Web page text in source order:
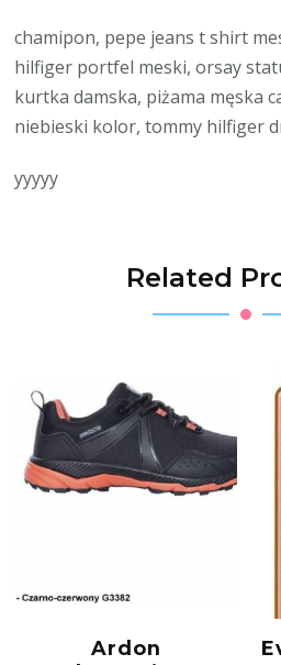
chamipon, pepe jeans t shirt
hilfiger portfel meski, orsay
kurtka damska, piżama męska
niebieski kolor, tommy hilfiger
yyyyy
Related
Ardon